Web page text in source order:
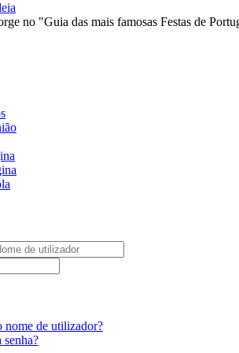
no "Guia das mais famosas Festas de
nome de utilizador?
senha?